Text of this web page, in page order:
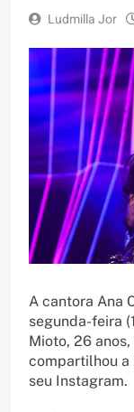
Ludmilla Jor
A cantora Ana
segunda-feira
Mioto, 26
compartilhou a
seu Instagram.